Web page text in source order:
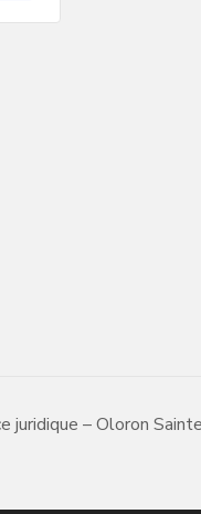
juridique – Oloron